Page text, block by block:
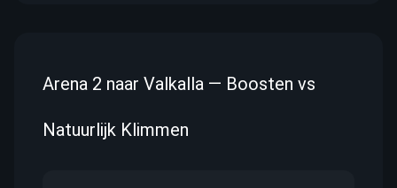
Arena 2 naar Valkalla — Boosten vs
Natuurlijk Klimmen